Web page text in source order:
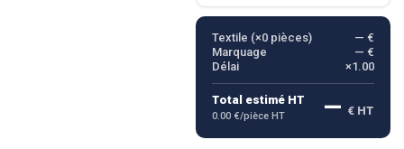
Textile (×0pièces)
— €
Marquage
— €
Délai
×1.00
Total estimé HT
0.00 €/pièce HT — € HT